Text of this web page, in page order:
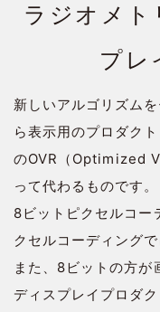
ラジオメト
プレ
新しいアルゴリズム
ら表示用のプロダク
のOVR（Optimized
って代わるものです。
8ビットピクセルコー
クセルコーディング
また、8ビットの方が
ディスプレイプロダ